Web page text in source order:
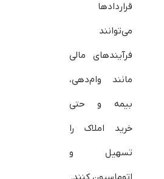
قراردادها
می‌توانند
فرآیندهای مالی
مانند وام‌دهی،
بیمه و حتی
خرید املاک را
تسهیل و